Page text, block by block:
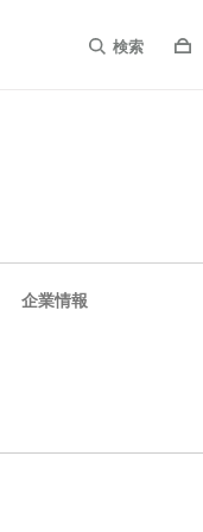
検索
企業情報